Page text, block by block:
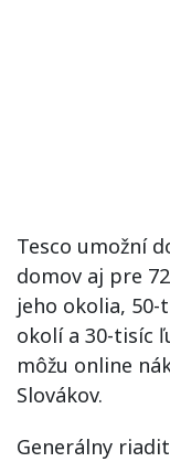
Tesco umožní
domov aj pre
jeho okolia, 50-
okolí a 30-tisíc
môžu online
Slovákov.
Generálny